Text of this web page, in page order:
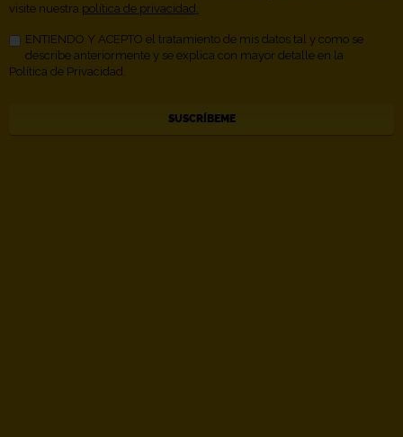
visite nuestra política de privacidad.
ENTIENDO Y ACEPTO el tratamiento de mis datos tal y como se
describe anteriormente y se explica con mayor detalle en la
Política de Privacidad.